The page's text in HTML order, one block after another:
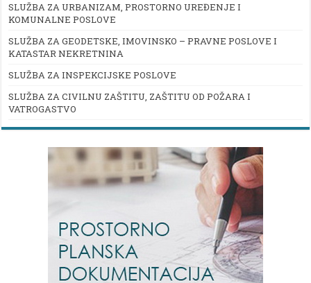
SLUŽBA ZA URBANIZAM, PROSTORNO UREĐENJE I
KOMUNALNE POSLOVE
SLUŽBA ZA GEODETSKE, IMOVINSKO – PRAVNE POSLOVE I
KATASTAR NEKRETNINA
SLUŽBA ZA INSPEKCIJSKE POSLOVE
SLUŽBA ZA CIVILNU ZAŠTITU, ZAŠTITU OD POŽARA I
VATROGASTVO